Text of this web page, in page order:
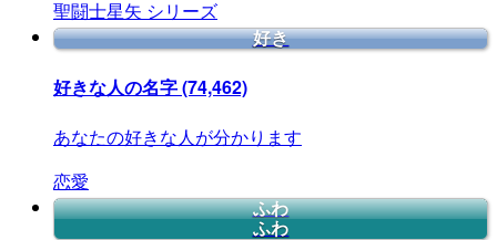
聖闘士星矢 シリーズ
好き
好きな人の名字(74,462)
あなたの好きな人が分かります
恋愛
ふわ
ふわ